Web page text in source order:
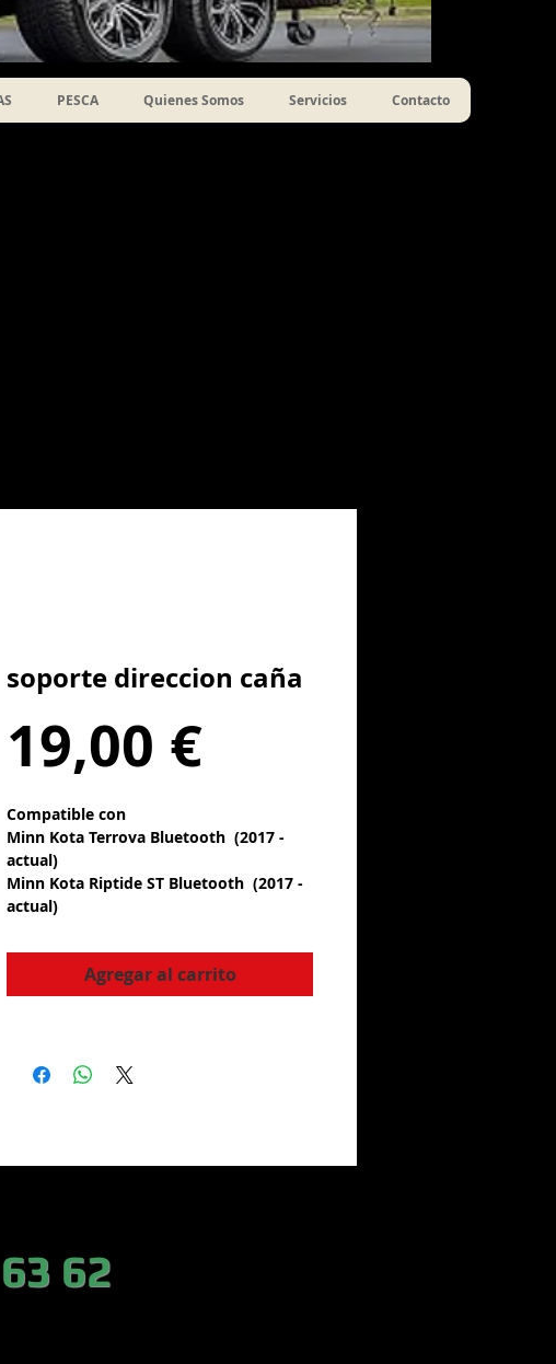
PESCA Quienes Somos Servicios Contacto
soporte direccion caña
19,00 €Precio
Compatible con
Minn Kota Terrova Bluetooth (2017 -
actual)
Minn Kota Riptide ST Bluetooth (2017 -
actual)
Agregar al carrito
62